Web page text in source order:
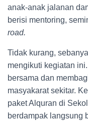
anak-anak jalanan
berisi mentoring,
road.
Tidak kurang,
mengikuti kegiatan
bersama dan
masyakarat sekitar.
paket Alquran di
berdampak langsung